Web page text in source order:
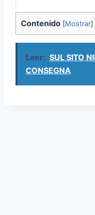
Contenido [Mostrar]
Leer: SUL SITO
CONSEGNA